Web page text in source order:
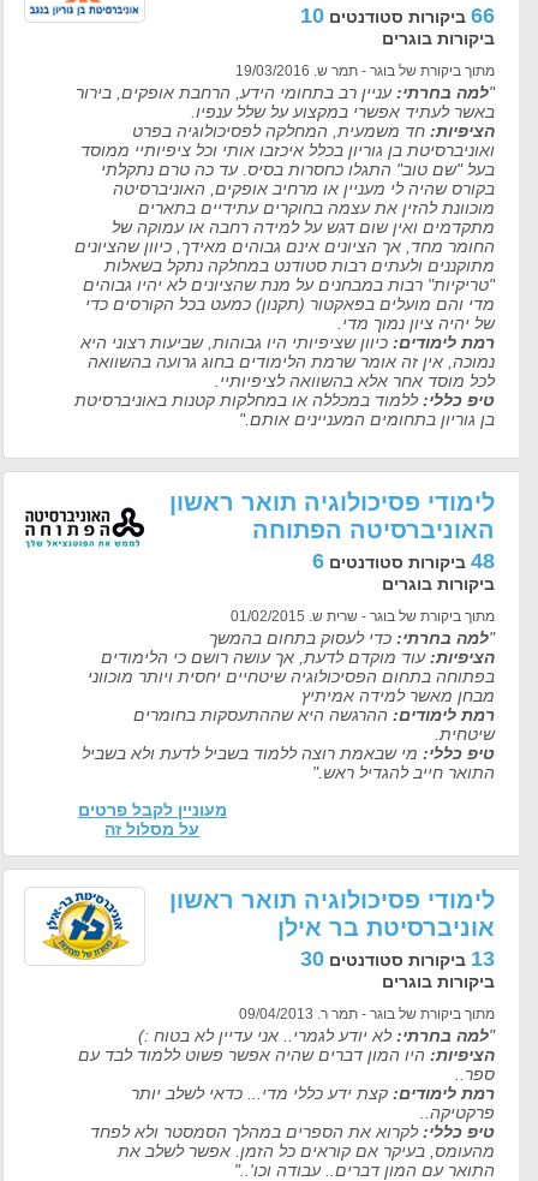
66 ביקורות סטודנטים 10
ביקורות בוגרים
מתוך ביקורת של בוגר - תמר ש. 19/03/2016
"למה בחרתי: עניין רב בתחומי הידע, הרחבת אופקים, בירור
באשר לעתיד אפשרי במקצוע על שלל ענפיו.
הציפיות: חד משמעית, המחלקה לפסיכולוגיה בפרט
ואוניברסיטת בן גוריון בכלל איכזבו אותי וכל ציפיותיי ממוסד
בעל "שם טוב" התגלו כחסרות בסיס. עד כה טרם נתקלתי
בקורס שהיה לי מעניין או מרחיב אופקים, האוניברסיטה
מוכוונת להזין את עצמה בחוקרים עתידיים בתארים
מתקדמים ואין שום דגש על למידה רחבה או עמוקה של
החומר מחד, אך הציונים אינם גבוהים מאידך, כיוון שהציונים
מתוקננים ולעתים רבות סטודנט במחלקה נתקל בשאלות
"טריקיות" רבות במבחנים על מנת שהציונים לא יהיו גבוהים
מדי והם מועלים בפאקטור (תקנון) כמעט בכל הקורסים כדי
של יהיה ציון נמוך מדי.
רמת לימודים: כיוון שציפיותי היו גבוהות, שביעות רצוני היא
נמוכה, אין זה אומר שרמת הלימודים בחוג גרועה בהשוואה
לכל מוסד אחר אלא בהשוואה לציפיותיי.
טיפ כללי: ללמוד במכללה או במחלקות קטנות באוניברסיטת
בן גוריון בתחומים המעניינים אותם."
לימודי פסיכולוגיה תואר ראשון
האוניברסיטה הפתוחה
48 ביקורות סטודנטים 6
ביקורות בוגרים
מתוך ביקורת של בוגר - שרית ש. 01/02/2015
"למה בחרתי: כדי לעסוק בתחום בהמשך
הציפיות: עוד מוקדם לדעת, אך עושה רושם כי הלימודים
בפתוחה בתחום הפסיכולוגיה שיטחיים יחסית ויותר מוכווני
מבחן מאשר למידה אמיתיץ
רמת לימודים: ההרגשה היא שההתעסקות בחומרים
שיטחית.
טיפ כללי: מי שבאמת רוצה ללמוד בשביל לדעת ולא בשביל
התואר חייב להגדיל ראש."
מעוניין לקבל פרטים
על מסלול זה
לימודי פסיכולוגיה תואר ראשון
אוניברסיטת בר אילן
13 ביקורות סטודנטים 30
ביקורות בוגרים
מתוך ביקורת של בוגר - תמר ר. 09/04/2013
"למה בחרתי: לא יודע לגמרי.. אני עדיין לא בטוח :)
הציפיות: היו המון דברים שהיה אפשר פשוט ללמוד לבד עם
ספר..
רמת לימודים: קצת ידע כללי מדי... כדאי לשלב יותר
פרקטיקה..
טיפ כללי: לקרוא את הספרים במהלך הסמסטר ולא לפחד
מהעומס, בעיקר אם קוראים כל הזמן. אפשר לשלב את
התואר עם המון דברים.. עבודה וכו'.."